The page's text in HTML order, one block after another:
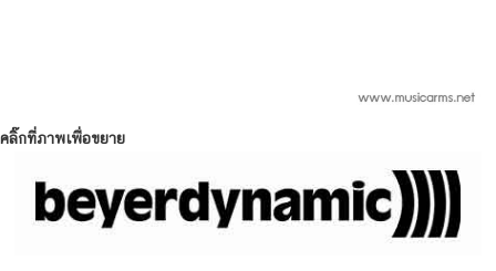
คลิ๊กที่ภาพเพื่อขยาย